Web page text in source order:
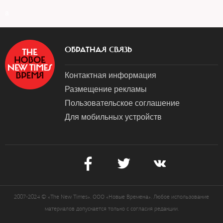
ОБРАТНАЯ СВЯЗЬ
Контактная информация
Размещение рекламы
Пользовательское соглашение
Для мобильных устройств
2007-2024 © «The New Times». ООО «Новые Времена». Любое использование
материалов допускается только с согласия редакции.